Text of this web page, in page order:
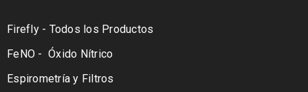
Firefly - Todos los Productos
FeNO - Óxido Nítrico
Espirometría y Filtros